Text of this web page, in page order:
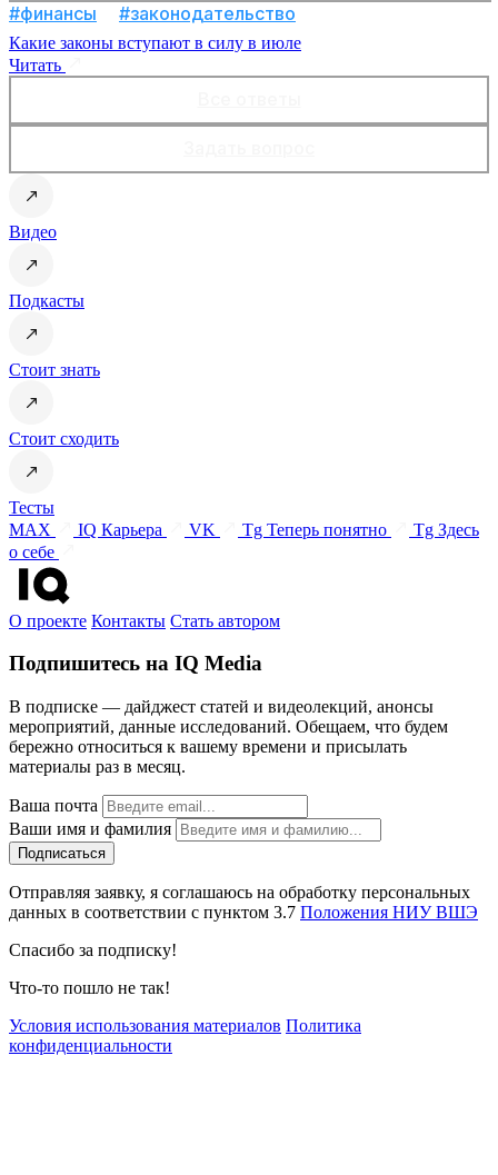
#финансы #законодательство
Какие законы вступают в силу в июле
Читать
Видео
Подкасты
Стоит знать
Стоит сходить
Тесты
MAX
IQ Карьера VK Tg Теперь понятно
Tg Здесь
о себе
О проекте Контакты Стать автором
Подпишитесь на IQ Media
В подписке — дайджест статей и видеолекций, анонсы
мероприятий, данные исследований. Обещаем, что будем
бережно относиться к вашему времени и присылать
материалы раз в месяц.
Ваша почта
Ваши имя и фамилия
Отправляя заявку, я соглашаюсь на обработку персональных
данных в соответствии с пунктом 3.7 Положения НИУ ВШЭ
Спасибо за подписку!
Что-то пошло не так!
Условия использования материалов Политика
конфиденциальности